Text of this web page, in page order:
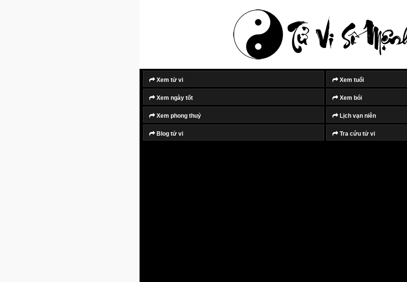
Xem tử vi Xem tuổi
Xem ngày tốt Xem bói
Xem phong thuỷ Lịch vạn niên
Blog tử vi Tra cứu tử vi